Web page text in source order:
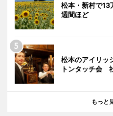
松本・新村で
週間ほど
松本のアイリッ
トンタッチ会
もっと